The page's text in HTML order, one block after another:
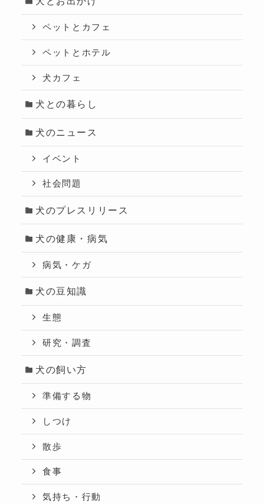
ペットとカフェ
ペットとホテル
犬カフェ
犬との暮らし
犬のニュース
イベント
社会問題
犬のプレスリリース
犬の健康・病気
病気・ケガ
犬の豆知識
生態
研究・調査
犬の飼い方
準備する物
しつけ
散歩
食事
気持ち・行動